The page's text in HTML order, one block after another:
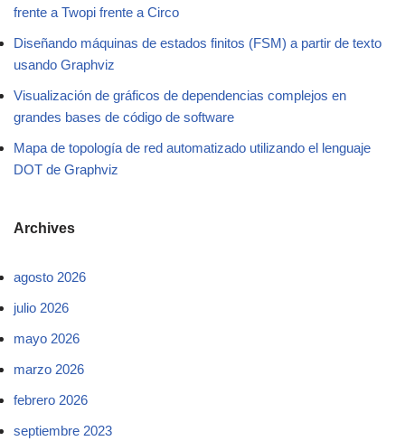
frente a Twopi frente a Circo
Diseñando máquinas de estados finitos (FSM) a partir de texto
usando Graphviz
Visualización de gráficos de dependencias complejos en
grandes bases de código de software
Mapa de topología de red automatizado utilizando el lenguaje
DOT de Graphviz
Archives
agosto 2026
julio 2026
mayo 2026
marzo 2026
febrero 2026
septiembre 2023